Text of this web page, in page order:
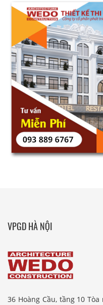
VPGD HÀ NỘI
36 Hoàng Cầu, tầng 10